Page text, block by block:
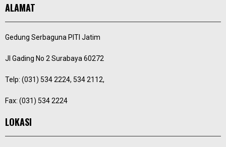
ALAMAT
Gedung Serbaguna PITI Jatim
Jl Gading No 2 Surabaya 60272
Telp: (031) 534 2224, 534 2112,
Fax: (031) 534 2224
LOKASI